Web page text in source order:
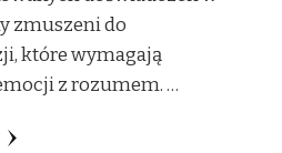
zmuszeni do
które wymagają
z rozumem. …